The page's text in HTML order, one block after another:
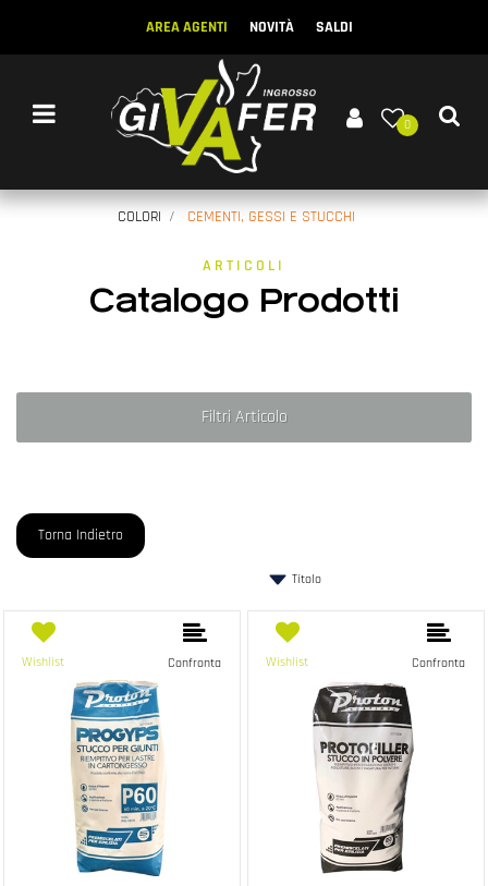
AREA AGENTI NOVITÀ SALDI
Open menu
0
COLORI CEMENTI, GESSI E STUCCHI
ARTICOLI
Catalogo Prodotti
Filtri Articolo
Torna Indietro
Wishlist Confronta Wishlist Confronta